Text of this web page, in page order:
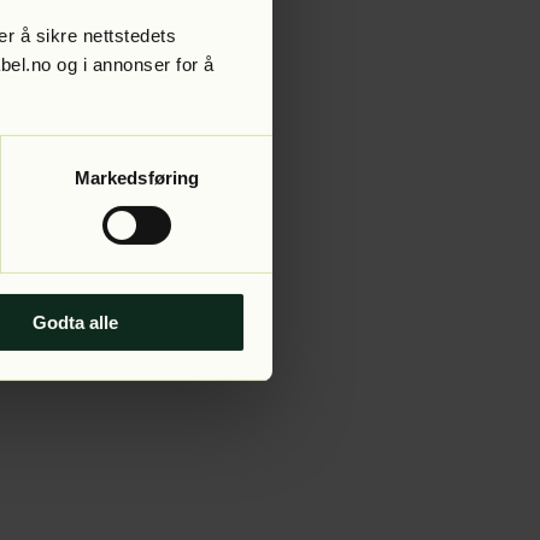
å sikre nettstedets
og i annonser for å
Markedsføring
Godta alle